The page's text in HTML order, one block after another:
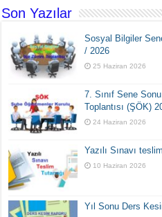
Son Yazılar
Sosyal Bilgiler
/ 2026
25 Haziran 2026
7. Sınıf Sene
Toplantısı (ŞÖK)
24 Haziran 2026
Yazılı Sınavı
10 Haziran 2026
Yıl Sonu Ders